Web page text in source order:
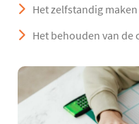
Het zelfstandig
Het behouden van de